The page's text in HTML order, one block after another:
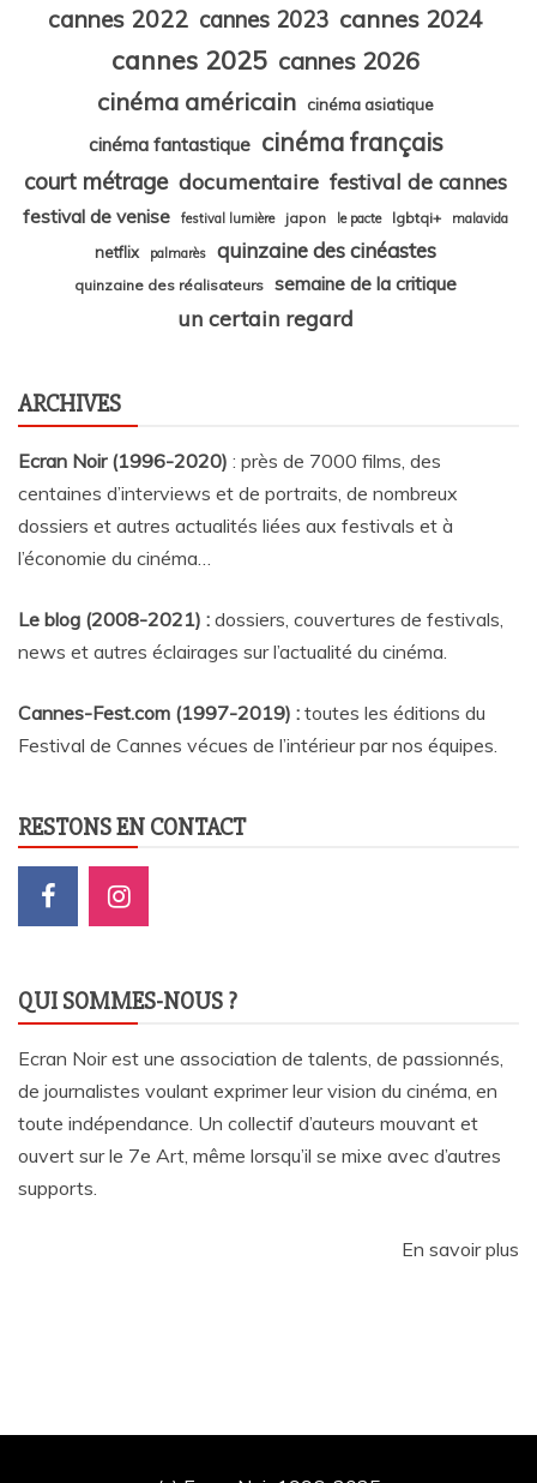
cannes 2022 cannes 2023 cannes 2024
cannes 2025 cannes 2026
cinéma américain
cinéma asiatique
cinéma fantastique cinéma français
court métrage documentaire festival de cannes
festival de venise festival lumière japon le pacte lgbtqi+ malavida
netflix palmarès quinzaine des cinéastes
quinzaine des réalisateurs semaine de la critique
un certain regard
ARCHIVES
Ecran Noir (1996-2020) : près de 7000 films, des
centaines d’interviews et de portraits, de nombreux
dossiers et autres actualités liées aux festivals et à
l’économie du cinéma…
Le blog (2008-2021) : dossiers, couvertures de festivals,
news et autres éclairages sur l’actualité du cinéma
Cannes-Fest.com (1997-2019) : toutes les éditions du
Festival de Cannes vécues de l’intérieur par nos équipes.
RESTONS EN CONTACT
QUI SOMMES-NOUS ?
Ecran Noir est une association de talents, de passionnés,
de journalistes voulant exprimer leur vision du cinéma, en
toute indépendance. Un collectif d’auteurs mouvant et
ouvert sur le 7e Art, même lorsqu’il se mixe avec d’autres
supports.
En savoir plus